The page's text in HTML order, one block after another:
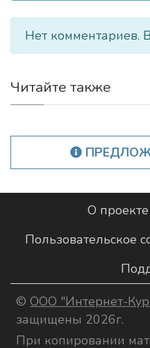
Нет комментариев.
Читайте также
О проекте
Пользовательское
© ООО "Интернет-
защищены 2026г.
При копировании